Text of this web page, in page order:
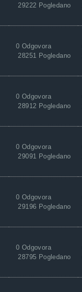
29222 Pogledano
0 Odgovora
28251 Pogledano
0 Odgovora
28912 Pogledano
0 Odgovora
29091 Pogledano
0 Odgovora
29196 Pogledano
0 Odgovora
28795 Pogledano